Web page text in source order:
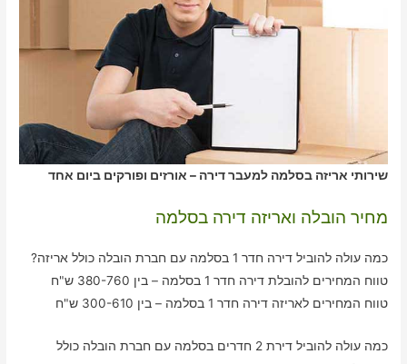
שירותי אריזה בסלמה למעבר דירה – אורזים ופורקים ביום אחד
מחיר הובלה ואריזה דירה בסלמה
כמה עולה להוביל דירה חדר 1 בסלמה עם חברת הובלה כולל אריזה?
טווח המחירים להובלת דירה חדר 1 בסלמה – בין 380-760 ש"ח
טווח המחירים לאריזה דירה חדר 1 בסלמה – בין 300-610 ש"ח
כמה עולה להוביל דירת 2 חדרים בסלמה עם חברת הובלה כולל